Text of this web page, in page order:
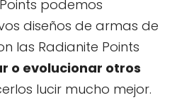
podemos
diseños de armas de
las Radianite Points
o evolucionar otros
lucir mucho mejor.